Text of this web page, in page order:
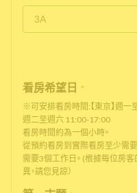
看房希望日
*
※可安排看房時間:【東京】週一
週二至週六 11:00-17:00
看房時間約為一個小時。
從預約看房到實際看房至少需
需要3個工作日。 (根據每位房
異，請您見諒）